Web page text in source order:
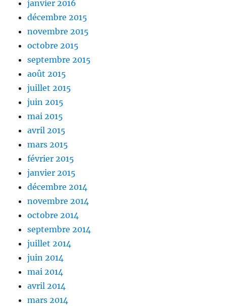
janvier 2016
décembre 2015
novembre 2015
octobre 2015
septembre 2015
août 2015
juillet 2015
juin 2015
mai 2015
avril 2015
mars 2015
février 2015
janvier 2015
décembre 2014
novembre 2014
octobre 2014
septembre 2014
juillet 2014
juin 2014
mai 2014
avril 2014
mars 2014